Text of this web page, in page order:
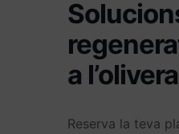
a
Reserva la teva